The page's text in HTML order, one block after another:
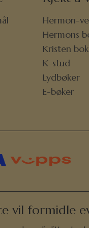
Hermon-
Hermons
Kristen
K-stud
Lydbøker
E-bøker
formidle